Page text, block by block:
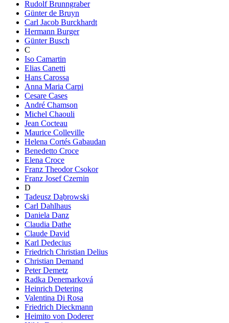
Rudolf Brunngraber
Günter de Bruyn
Carl Jacob Burckhardt
Hermann Burger
Günter Busch
C
Iso Camartin
Elias Canetti
Hans Carossa
Anna Maria Carpi
Cesare Cases
André Chamson
Michel Chaouli
Jean Cocteau
Maurice Colleville
Helena Cortés Gabaudan
Benedetto Croce
Elena Croce
Franz Theodor Csokor
Franz Josef Czernin
D
Tadeusz Dąbrowski
Carl Dahlhaus
Daniela Danz
Claudia Dathe
Claude David
Karl Dedecius
Friedrich Christian Delius
Christian Demand
Peter Demetz
Radka Denemarková
Heinrich Detering
Valentina Di Rosa
Friedrich Dieckmann
Heimito von Doderer